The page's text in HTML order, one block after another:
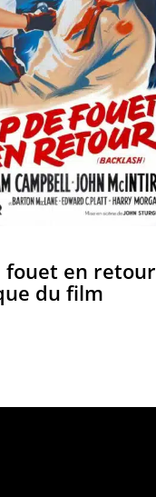
fouet en retour
du film